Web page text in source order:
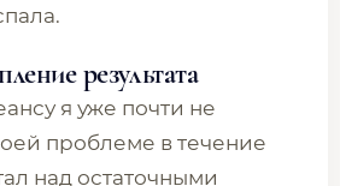
результата
я уже почти не
проблеме в течение
над остаточными